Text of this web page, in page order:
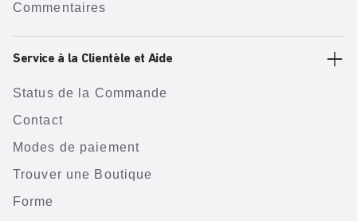
Commentaires
Service à la Clientèle et Aide
Status de la Commande
Contact
Modes de paiement
Trouver une Boutique
Forme